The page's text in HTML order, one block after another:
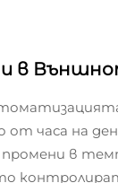
в
от часа на
промени в